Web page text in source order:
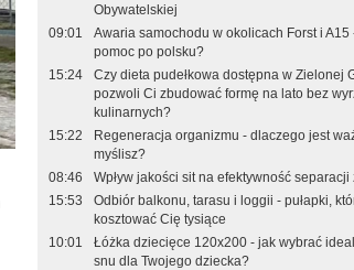
Obywatelskiej
09:01
Awaria samochodu w okolicach Forst i A15
pomoc po polsku?
15:24
Czy dieta pudełkowa dostępna w Zielonej
pozwoli Ci zbudować formę na lato bez
kulinarnych?
15:22
Regeneracja organizmu - dlaczego jest
myślisz?
08:46
Wpływ jakości sit na efektywność separacji
15:53
Odbiór balkonu, tarasu i loggii - pułapki,
kosztować Cię tysiące
10:01
Łóżka dziecięce 120x200 - jak wybrać
snu dla Twojego dziecka?